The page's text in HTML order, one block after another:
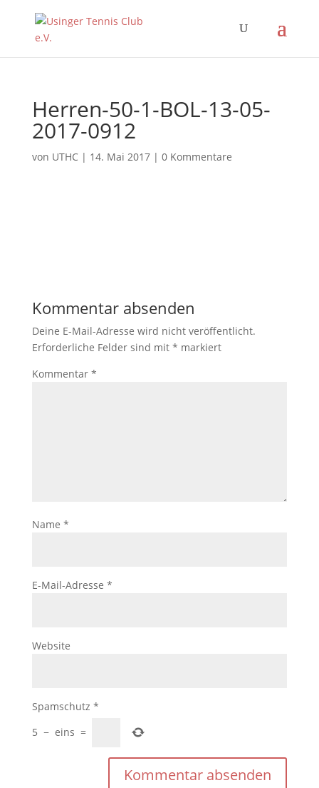
Herren-50-1-BOL-13-05-
2017-0912
von UTHC| 14. Mai 2017| 0 Kommentare
Kommentar absenden
Deine E-Mail-Adresse wird nicht veröffentlicht.
Erforderliche Felder sind mit * markiert
Kommentar *
Name *
E-Mail-Adresse *
Website
Spamschutz *
5 − eins =